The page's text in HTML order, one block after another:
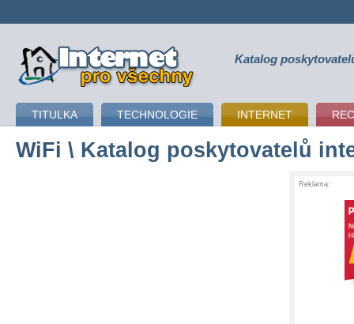
připojení k internetu Katalog
TITULKA TECHNOLOGIE INTERNET
WiFi \ Katalog poskytovatelů
Reklama: